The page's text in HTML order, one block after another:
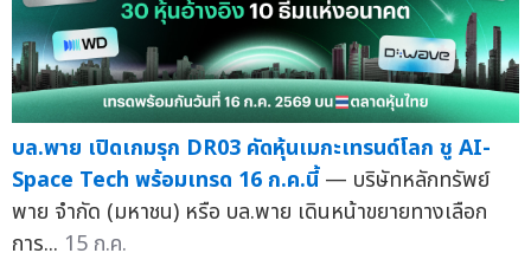
บล.พาย เปิดเกมรุก DR03 คัดหุ้นเมกะเทรนด์โลก ชู AI-
Space Tech พร้อมเทรด 16 ก.ค.นี้ — บริษัทหลักทรัพย์
พาย จำกัด (มหาชน) หรือ บล.พาย เดินหน้าขยายทางเลือก
การ... 15 ก.ค.